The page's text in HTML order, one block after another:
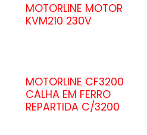
MOTORLINE MOTOR
KVM210 230V
MOTORLINE CF3200
CALHA EM FERRO
REPARTIDA C/3200